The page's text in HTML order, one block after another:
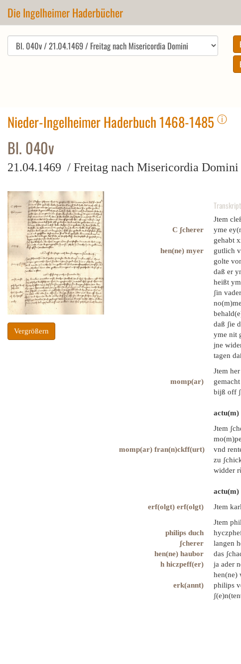
Die Ingelheimer Haderbücher
Nieder-Ingelheimer Haderbuch 1468-1485 ⓘ
Bl. 040v
21.04.1469 / Freitag nach Misericordia Domini
Vergrößern
Jtem
C ʃcherer
yme
gehabt
hen(ne) myer
gutlich
golte
daß er
heißt
ʃin
daß ʃie
yme nit
jne
tagen
Jtem
momp(ar)
bijß off
actu(m)
Jtem
momp(ar) fran(n)ckff(urt)
vnd
zu
widder
erf(olgt) erf(olgt)
Jtem
Jtem
philips duch
ʃcherer
langen
hen(ne) haubor
das
h hiczpeff(er)
ja ader
hen(ne)
erk(annt)
philips